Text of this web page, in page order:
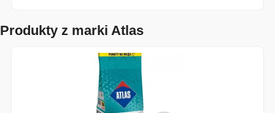
Produkty z marki Atlas